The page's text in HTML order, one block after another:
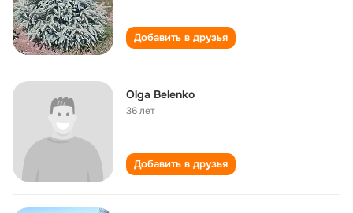
Добавить в друзья
Olga Belenko
36 лет
Добавить в друзья